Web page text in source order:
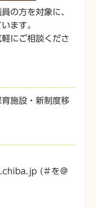
の方を対象に、
ます。
にご相談くださ
施設・新制度移
(＃を＠